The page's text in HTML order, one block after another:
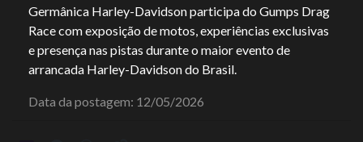
Germânica Harley-Davidson participa do Gumps Drag
Race com exposição de motos, experiências exclusivas
e presença nas pistas durante o maior evento de
arrancada Harley-Davidson do Brasil.
Data da postagem: 12/05/2026